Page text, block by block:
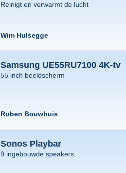
Reinigt en verwarmt de lucht
Wim Hulsegge
Samsung UE55RU7100 4K-tv
55 inch beeldscherm
Ruben Bouwhuis
Sonos Playbar
9 ingebouwde speakers